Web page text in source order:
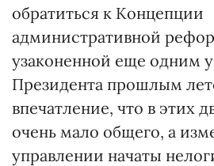
обратиться к Концепции
административной
узаконенной еще одним
Президента прошлым
впечатление, что в этих
очень мало общего, а
управлении начаты